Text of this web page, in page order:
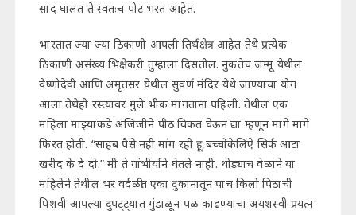
साद घालत ते स्वतःच पोट भरत आहेत.
भारतात ज्या ज्या ठिकाणी आपली तिर्थक्षेत्र आहेत तेथे प्रत्येक
ठिकाणी असंख्य भिक्षेकरी तुम्हाला दिसतील. नुकतेच जम्मू येथील
वैष्णोदेवी आणि अमृतसर येथील सुवर्ण मंदिर येथे जाण्याचा योग
आला तेथेही रस्त्यावर मुले भीक मागताना पहिली. तेथील एक
महिला माझ्याकडे अजिजीने पीठ विकत घेऊन द्या म्हणून मागे मागे
फिरत होती. “साहब पैसे नही मांग रही हू,बच्चोंकेलिऐ सिर्फ आटा
खरीद के दे दो.” मी ते गांभीर्याने घेतले नाही. थोड्याच वेळाने या
महिलेने तेथील भर वर्दळीत एका दुकानातून पाच किलो पिठाची
पिशवी आपल्या दुपट्ट्यात गुंडाळून पळ काढण्याचा अयशस्वी प्रयत्न